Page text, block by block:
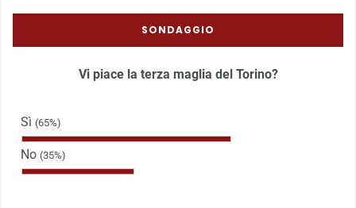
SONDAGGIO
Vi piace la terza maglia del Torino?
Sì (65%)
No (35%)